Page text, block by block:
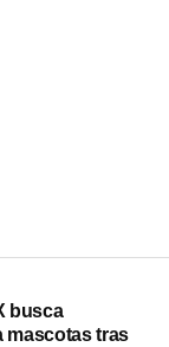
busca
mascotas tras